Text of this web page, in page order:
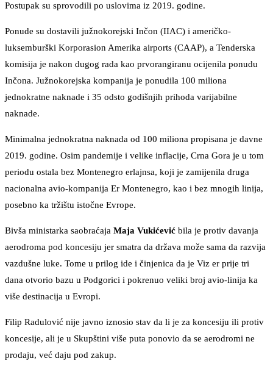
Postupak su sprovodili po uslovima iz 2019. godine.
Ponude su dostavili južnokorejski Inčon (IIAC) i američko-
luksemburški Korporasion Amerika airports (CAAP), a Tenderska
komisija je nakon dugog rada kao prvorangiranu ocijenila ponudu
Inčona. Južnokorejska kompanija je ponudila 100 miliona
jednokratne naknade i 35 odsto godišnjih prihoda varijabilne
naknade.
Minimalna jednokratna naknada od 100 miliona propisana je davne
2019. godine. Osim pandemije i velike inflacije, Crna Gora je u tom
periodu ostala bez Montenegro erlajnsa, koji je zamijenila druga
nacionalna avio-kompanija Er Montenegro, kao i bez mnogih linija,
posebno ka tržištu istočne Evrope.
Bivša ministarka saobraćaja Maja Vukićević bila je protiv davanja
aerodroma pod koncesiju jer smatra da država može sama da razvija
vazdušne luke. Tome u prilog ide i činjenica da je Viz er prije tri
dana otvorio bazu u Podgorici i pokrenuo veliki broj avio-linija ka
više destinacija u Evropi.
Filip Radulović nije javno iznosio stav da li je za koncesiju ili protiv
koncesije, ali je u Skupštini više puta ponovio da se aerodromi ne
prodaju, već daju pod zakup.